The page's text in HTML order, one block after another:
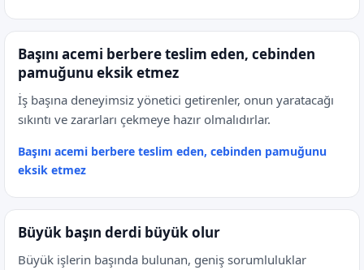
Başını acemi berbere teslim eden, cebinden
pamuğunu eksik etmez
İş başına deneyimsiz yönetici getirenler, onun yaratacağı
sıkıntı ve zararları çekmeye hazır olmalıdırlar.
Başını acemi berbere teslim eden, cebinden pamuğunu
eksik etmez
Büyük başın derdi büyük olur
Büyük işlerin başında bulunan, geniş sorumluluklar